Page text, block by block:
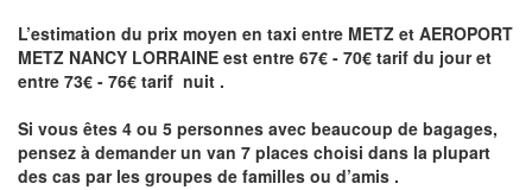
L’estimation du prix moyen en taxi entre METZ et AEROPORT
METZ NANCY LORRAINE est entre 67€ - 70€ tarif du jour et
entre 73€ - 76€ tarif nuit .
Si vous êtes 4 ou 5 personnes avec beaucoup de bagages,
pensez à demander un van 7 places choisi dans la plupart
des cas par les groupes de familles ou d’amis .